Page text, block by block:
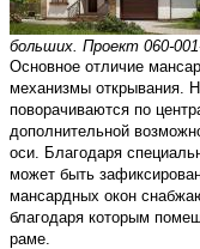
больших. Проект 060-
Основное отличие
механизмы открывания.
поворачиваются по
дополнительной
оси. Благодаря
может быть
мансардных окон
благодаря которым
раме.